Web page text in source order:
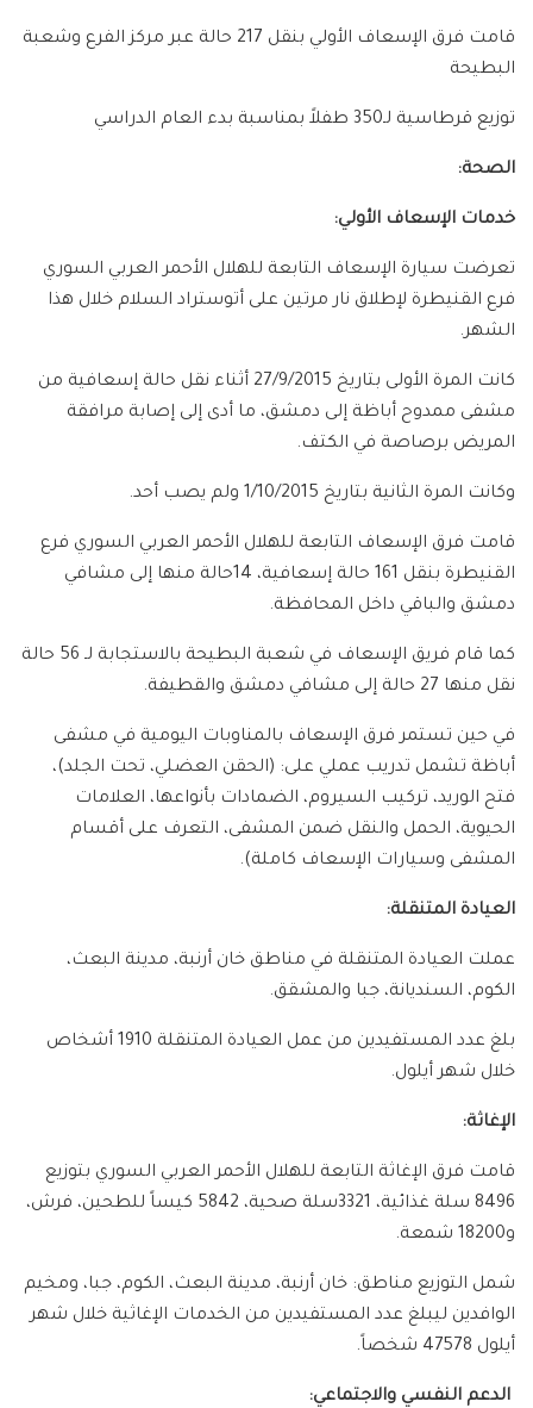
قامت فرق الإسعاف الأولي بنقل 217 حالة عبر مركز الفرع وشعبة
البطيحة
توزيع قرطاسية لـ350 طفلاً بمناسبة بدء العام الدراسي
الصحة:
خدمات الإسعاف الأولي:
تعرضت سيارة الإسعاف التابعة للهلال الأحمر العربي السوري
فرع القنيطرة لإطلاق نار مرتين على أتوستراد السلام خلال هذا
الشهر.
كانت المرة الأولى بتاريخ 27/9/2015 أثناء نقل حالة إسعافية من
مشفى ممدوح أباظة إلى دمشق، ما أدى إلى إصابة مرافقة
المريض برصاصة في الكتف.
وكانت المرة الثانية بتاريخ 1/10/2015 ولم يصب أحد.
قامت فرق الإسعاف التابعة للهلال الأحمر العربي السوري فرع
القنيطرة بنقل 161 حالة إسعافية، 14حالة منها إلى مشافي
دمشق والباقي داخل المحافظة.
كما قام فريق الإسعاف في شعبة البطيحة بالاستجابة لـ 56 حالة
نقل منها 27 حالة إلى مشافي دمشق والقطيفة.
في حين تستمر فرق الإسعاف بالمناوبات اليومية في مشفى
أباظة تشمل تدريب عملي على: (الحقن العضلي، تحت الجلد)،
فتح الوريد، تركيب السيروم، الضمادات بأنواعها، العلامات
الحيوية، الحمل والنقل ضمن المشفى، التعرف على أقسام
المشفى وسيارات الإسعاف كاملة).
العيادة المتنقلة:
عملت العيادة المتنقلة في مناطق خان أرنبة، مدينة البعث،
الكوم، السنديانة، جبا والمشقق.
بلغ عدد المستفيدين من عمل العيادة المتنقلة 1910 أشخاص
خلال شهر أيلول.
الإغاثة:
قامت فرق الإغاثة التابعة للهلال الأحمر العربي السوري بتوزيع
8496 سلة غذائية، 3321سلة صحية، 5842 كيساً للطحين، فرش،
و18200 شمعة.
شمل التوزيع مناطق: خان أرنبة، مدينة البعث، الكوم، جبا، ومخيم
الوافدين ليبلغ عدد المستفيدين من الخدمات الإغاثية خلال شهر
أيلول 47578 شخصاً.
الدعم النفسي والاجتماعي: